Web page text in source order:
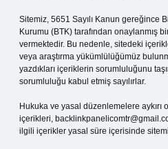
Sitemiz, 5651 Sayılı Kanun gereğince
Kurumu (BTK) tarafından onaylanmış
vermektedir. Bu nedenle, sitedeki
veya araştırma yükümlülüğümüz
yazdıkları içeriklerin sorumluluğunu
sorumluluğu kabul etmiş sayılırlar.
Hukuka ve yasal düzenlemelere
içerikleri,
ilgili içerikler yasal süre içerisinde